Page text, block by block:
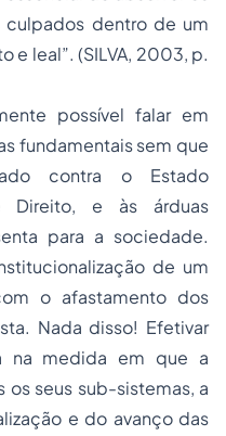
dentro de um
e leal”. (SILVA, 2003, p.
possível falar em
fundamentais sem que
contra o Estado
Direito, e às árduas
para a sociedade.
de um
o afastamento dos
Nada disso! Efetivar
na medida em que a
os seus sub-sistemas, a
e do avanço das